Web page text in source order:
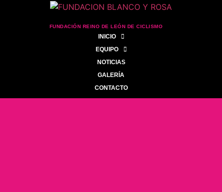
FUNDACIÓN REINO DE LEÓN DE CICLISMO
INICIO
EQUIPO
NOTICIAS
GALERÍA
CONTACTO